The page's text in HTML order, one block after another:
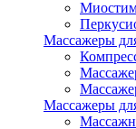
Массажеры
Массажеры